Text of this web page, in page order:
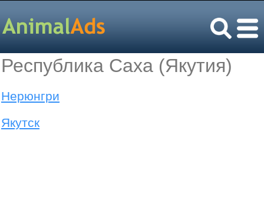
Республика Саха (Якутия)
Нерюнгри
Якутск